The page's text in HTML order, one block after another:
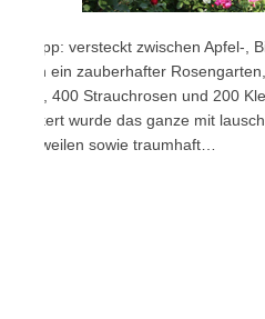
versteckt zwischen Apfel-,
sich ein zauberhafter
400 Strauchrosen und 200
wurde das ganze mit
Verweilen sowie traumhaft…